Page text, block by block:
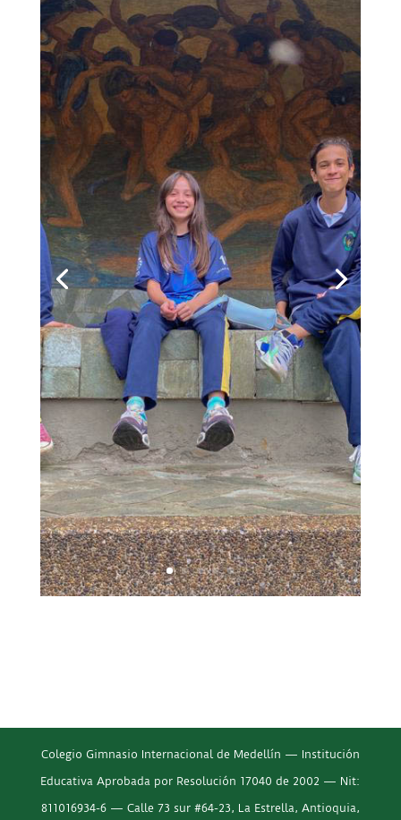
Colegio Gimnasio Internacional de Medellín — Institución
Educativa Aprobada por Resolución 17040 de 2002 — Nit:
811016934-6 — Calle 73 sur #64-23, La Estrella, Antioquia,